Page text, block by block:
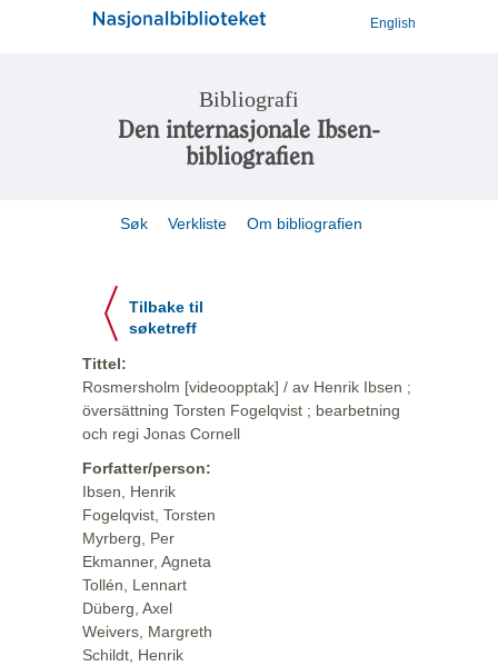
English
Bibliografi
Den internasjonale Ibsen-
bibliografien
Søk Verkliste Om bibliografien
Tilbake til
søketreff
Tittel:
Rosmersholm [videoopptak] / av Henrik Ibsen ;
översättning Torsten Fogelqvist ; bearbetning
och regi Jonas Cornell
Forfatter/person:
Ibsen, Henrik
Fogelqvist, Torsten
Myrberg, Per
Ekmanner, Agneta
Tollén, Lennart
Düberg, Axel
Weivers, Margreth
Schildt, Henrik